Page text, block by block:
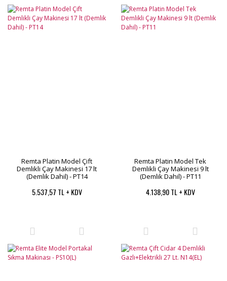
Remta Platin Model Çift
Demlikli Çay Makinesi 17 lt
(Demlik Dahil) - PT14
5.537,57 TL + KDV
Remta Platin Model Tek
Demlikli Çay Makinesi 9 lt
(Demlik Dahil) - PT11
4.138,90 TL + KDV